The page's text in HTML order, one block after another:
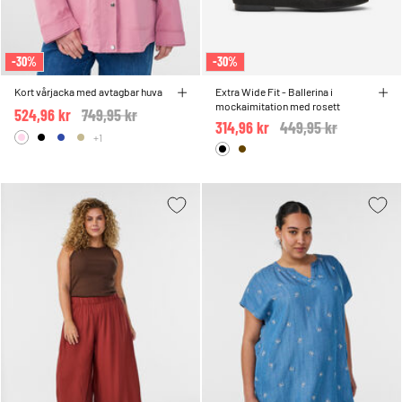
-30%
Kort vårjacka med avtagbar huva
Price reduced from
749,95 kr
524,96 kr
+1
-30%
Extra Wide Fit - Ballerina i
mockaimitation med rosett
Price reduced from
449,95 kr
314,96 kr